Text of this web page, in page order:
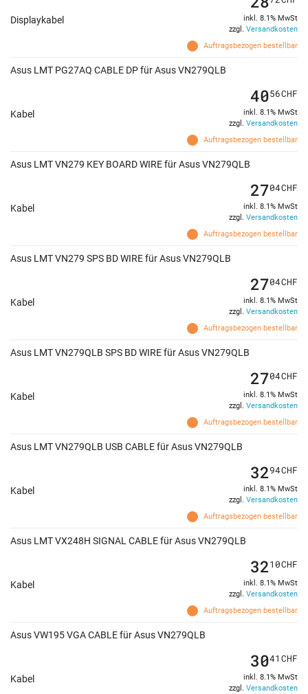
Displaykabel
Auftragsbezogen bestellbar
inkl. 8.1% MwSt
zzgl. Versandkosten
Asus LMT PG27AQ CABLE DP für Asus VN279QLB
Kabel
Auftragsbezogen bestellbar
4056CHF
inkl. 8.1% MwSt
zzgl. Versandkosten
Asus LMT VN279 KEY BOARD WIRE für Asus VN279QLB
Kabel
Auftragsbezogen bestellbar
2704CHF
inkl. 8.1% MwSt
zzgl. Versandkosten
Asus LMT VN279 SPS BD WIRE für Asus VN279QLB
Kabel
Auftragsbezogen bestellbar
2704CHF
inkl. 8.1% MwSt
zzgl. Versandkosten
Asus LMT VN279QLB SPS BD WIRE für Asus VN279QLB
Kabel
Auftragsbezogen bestellbar
2704CHF
inkl. 8.1% MwSt
zzgl. Versandkosten
Asus LMT VN279QLB USB CABLE für Asus VN279QLB
Kabel
Auftragsbezogen bestellbar
3294CHF
inkl. 8.1% MwSt
zzgl. Versandkosten
Asus LMT VX248H SIGNAL CABLE für Asus VN279QLB
Kabel
Auftragsbezogen bestellbar
3210CHF
inkl. 8.1% MwSt
zzgl. Versandkosten
Asus VW195 VGA CABLE für Asus VN279QLB
Kabel
3041 CHF
inkl. 8.1% MwSt
zzgl. Versandkosten